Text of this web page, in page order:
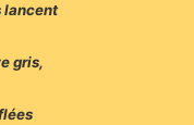
lancent
gris,